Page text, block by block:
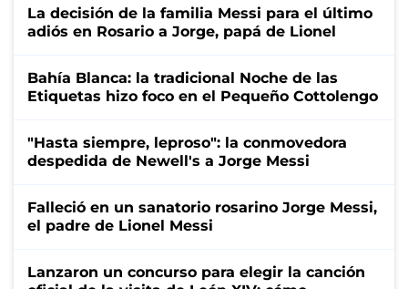
La decisión de la familia Messi para el último
adiós en Rosario a Jorge, papá de Lionel
Bahía Blanca: la tradicional Noche de las
Etiquetas hizo foco en el Pequeño Cottolengo
"Hasta siempre, leproso": la conmovedora
despedida de Newell's a Jorge Messi
Falleció en un sanatorio rosarino Jorge Messi,
el padre de Lionel Messi
Lanzaron un concurso para elegir la canción